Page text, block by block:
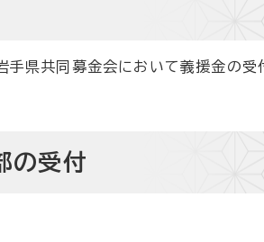
手県共同募金会において義援金の受
の受付